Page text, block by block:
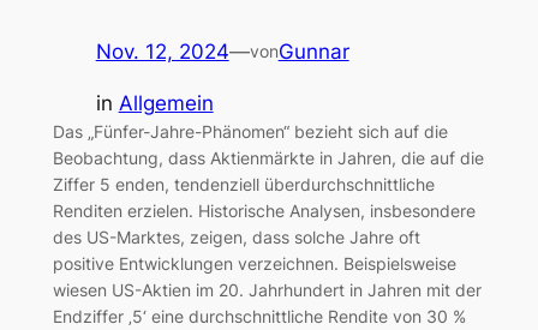
Nov. 12, 2024—vonGunnar
in Allgemein
Das „Fünfer-Jahre-Phänomen“ bezieht sich auf die
Beobachtung, dass Aktienmärkte in Jahren, die auf die
Ziffer 5 enden, tendenziell überdurchschnittliche
Renditen erzielen. Historische Analysen, insbesondere
des US-Marktes, zeigen, dass solche Jahre oft
positive Entwicklungen verzeichnen. Beispielsweise
wiesen US-Aktien im 20. Jahrhundert in Jahren mit der
Endziffer ‚5‘ eine durchschnittliche Rendite von 30 %